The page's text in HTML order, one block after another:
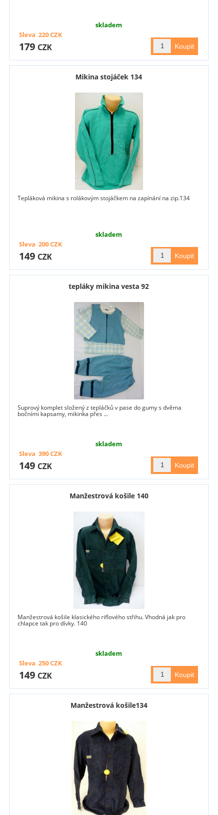
skladem
179 CZK
Sleva 220CZK
Mikina stojáček 134
Tepláková mikina s rolákovým stojáčkem na zapínání na zip.134
skladem
149 CZK
Sleva 200CZK
tepláky mikina vesta 92
Suprový komplet složený z tepláčků v pase do gumy s dvěma
bočními kapsamy, mikinka přes ...
skladem
149 CZK
Sleva 390CZK
Manžestrová košile 140
Manžestrová košile klasického riflového střihu. Vhodná jak pro
chlapce tak pro dívky. 140
skladem
149 CZK
Sleva 250CZK
Manžestrová košile134